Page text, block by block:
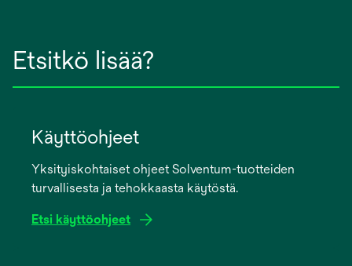
Etsitkö lisää?
Käyttöohjeet
Yksityiskohtaiset ohjeet Solventum-tuotteiden
turvallisesta ja tehokkaasta käytöstä.
Etsi käyttöohjeet